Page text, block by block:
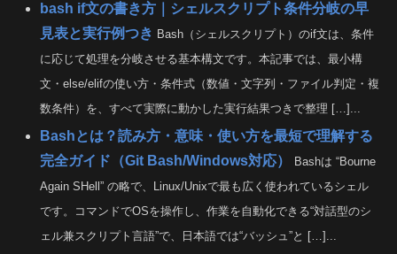
bash if文の書き方｜シェルスクリプト条件分岐の早
見表と実行例つき Bash（シェルスクリプト）のif文は、条件
に応じて処理を分岐させる基本構文です。本記事では、最小構
文・else/elifの使い方・条件式（数値・文字列・ファイル判定・複
数条件）を、すべて実際に動かした実行結果つきで整理 […]...
Bashとは？読み方・意味・使い方を最短で理解する
完全ガイド（Git Bash/Windows対応）
Bashは “Bourne
Again SHell” の略で、Linux/Unixで最も広く使われているシェル
です。コマンドでOSを操作し、作業を自動化できる“対話型のシ
ェル兼スクリプト言語”で、日本語では“バッシュ”と […]...